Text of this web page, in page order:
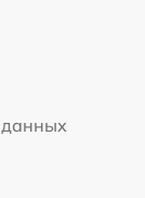
данных